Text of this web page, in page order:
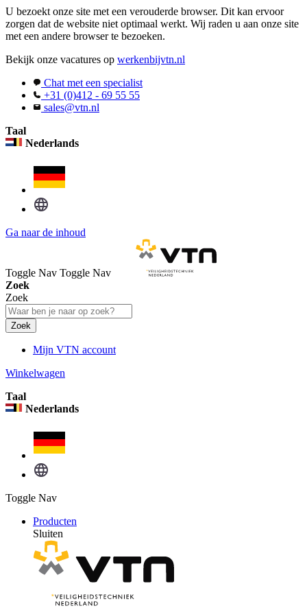
U bezoekt onze site met een verouderde browser. Dit kan ervoor
zorgen dat de website niet optimaal werkt. Wij raden u aan onze site
met een andere browser te bezoeken.
Bekijk onze vacatures op werkenbijvtn.nl
Chat met een specialist
+31 (0)412 - 69 55 55
sales@vtn.nl
Taal
Nederlands
Ga naar de inhoud
Toggle Nav Toggle Nav
Zoek
Zoek
Zoek
Mijn VTN account
Winkelwagen
Taal
Nederlands
Toggle Nav
Producten
Sluiten